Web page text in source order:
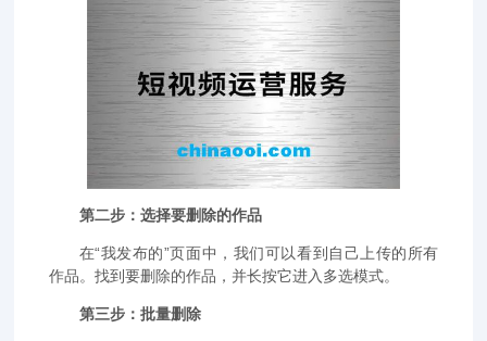
第二步：选择要删除的作品
在“我发布的”页面中，我们可以看到自己上传的所有
作品。找到要删除的作品，并长按它进入多选模式。
第三步：批量删除